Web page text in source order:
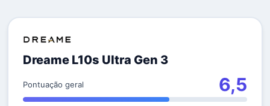
Dreame L10s Ultra Gen 3
Pontuação geral 6,5